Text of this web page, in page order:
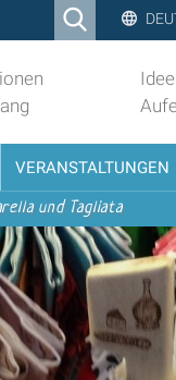
Ricerca
VERANSTALTUNGEN
und Tagliata